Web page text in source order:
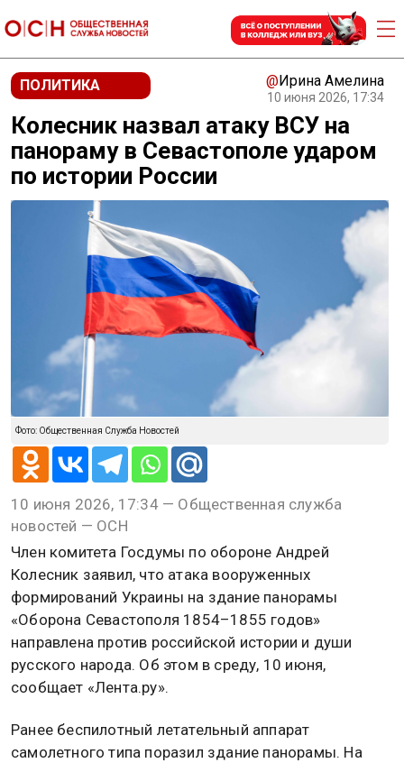
ПОЛИТИКА @Ирина Амелина
10 июня 2026, 17:34
Колесник назвал атаку ВСУ на
панораму в Севастополе ударом
по истории России
Фото: Общественная Служба Новостей
10 июня 2026, 17:34 — Общественная служба
новостей — ОСН
Член комитета Госдумы по обороне Андрей
Колесник заявил, что атака вооруженных
формирований Украины на здание панорамы
«Оборона Севастополя 1854–1855 годов»
направлена против российской истории и души
русского народа. Об этом в среду, 10 июня,
сообщает «Лента.ру».
Ранее беспилотный летательный аппарат
самолетного типа поразил здание панорамы. На